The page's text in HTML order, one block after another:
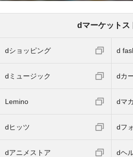
dマーケットス
dショッピング d
dミュージック dカ
Lemino dマ
dヒッツ dフ
dアニメストア dヘ